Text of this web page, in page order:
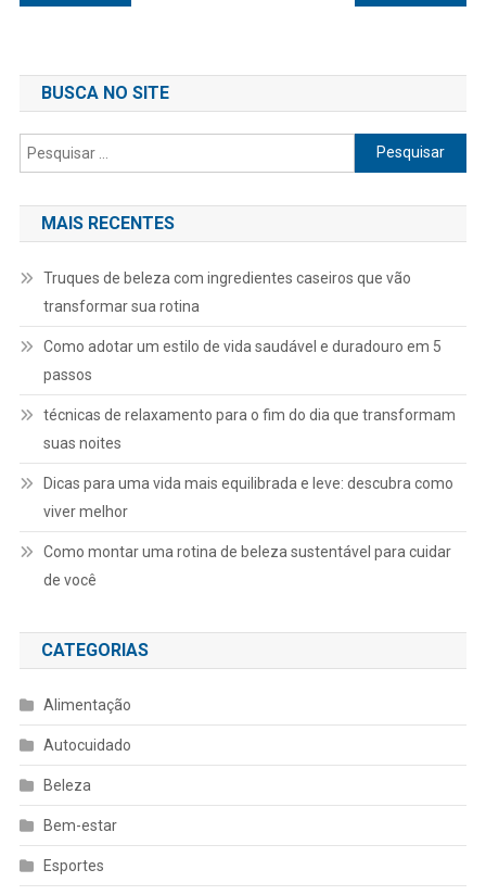
Post
BUSCA NO SITE
Pesquisar
por:
MAIS RECENTES
Truques de beleza com ingredientes caseiros que vão
transformar sua rotina
Como adotar um estilo de vida saudável e duradouro em 5
passos
técnicas de relaxamento para o fim do dia que transformam
suas noites
Dicas para uma vida mais equilibrada e leve: descubra como
viver melhor
Como montar uma rotina de beleza sustentável para cuidar
de você
CATEGORIAS
Alimentação
Autocuidado
Beleza
Bem-estar
Esportes